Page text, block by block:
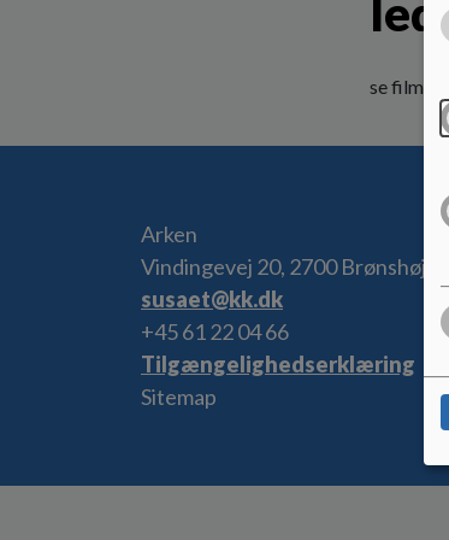
se film
Arken
Vindingevej 20, 2700 Brønshøj
susaet@kk.dk
+45 61 22 04 66
Tilgængelighedserklæring
Sitemap